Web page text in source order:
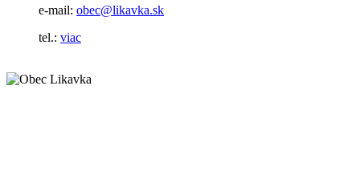
e-mail: obec@likavka.sk
tel.: viac